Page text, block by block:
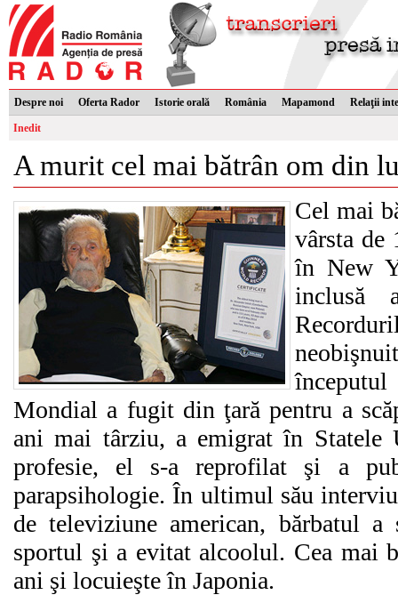
Despre noi Oferta Rador Istorie orală România Mapamond Relaţii
Inedit
A murit cel mai bătrân om din
Cel mai
vârsta de
în New
inclusă
Mondial a fugit din ţară pentru a
ani mai târziu, a emigrat în
profesie, el s-a reprofilat şi a
parapsihologie. În ultimul său
de televiziune american, bărbatul
sportul şi a evitat alcoolul. Cea mai
ani şi locuieşte în Japonia.